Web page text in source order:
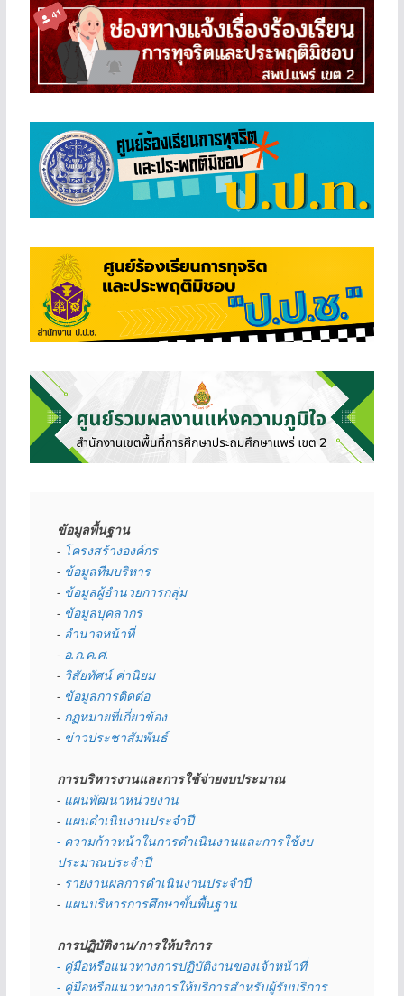
ข้อมูลพื้นฐาน
- โครงสร้างองค์กร
- ข้อมูลทีมบริหาร
- ข้อมูลผู้อำนวยการกลุ่ม
- ข้อมูลบุคลากร
- อำนาจหน้าที่
- อ.ก.ค.ศ.
- วิสัยทัศน์ ค่านิยม
- ข้อมูลการติดต่อ
- กฏหมายที่เกี่ยวข้อง
- ข่าวประชาสัมพันธ์
การบริหารงานและการใช้จ่ายงบประมาณ
- แผนพัฒนาหน่วยงาน
- แผนดำเนินงานประจำปี
- ความก้าวหน้าในการดำเนินงานและการใช้งบ
ประมาณประจำปี
- รายงานผลการดำเนินงานประจำปี
- แผนบริหารการศึกษาขั้นพื้นฐาน
การปฏิบัติงาน/การให้บริการ
- คู่มือหรือแนวทางการปฏิบัติงานของเจ้าหน้าที่
- คู่มือหรือแนวทางการให้บริการสำหรับผู้รับบริการ